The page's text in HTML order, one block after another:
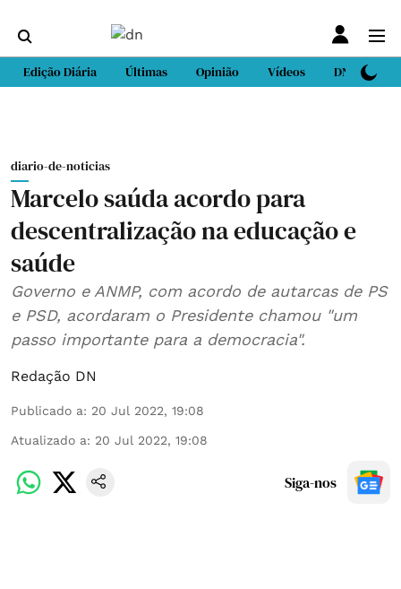
Edição Diária Últimas Opinião Vídeos DN Sport
diario-de-noticias
Marcelo saúda acordo para
descentralização na educação e
saúde
Governo e ANMP, com acordo de autarcas de PS
e PSD, acordaram o Presidente chamou "um
passo importante para a democracia".
Redação DN
Publicado a: 20 Jul 2022, 19:08
Atualizado a: 20 Jul 2022, 19:08
Siga-nos